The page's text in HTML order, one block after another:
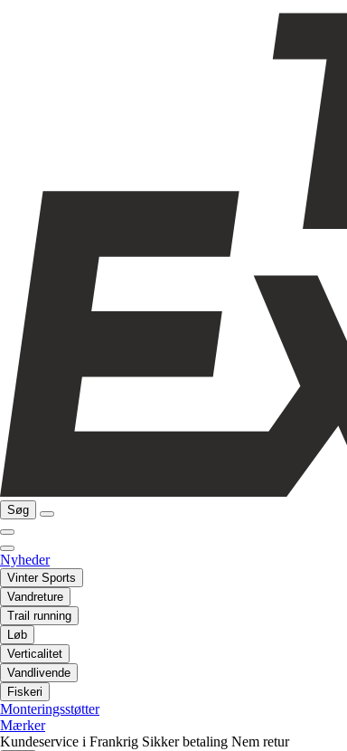
Søg
Nyheder
Vinter Sports
Vandreture
Trail running
Løb
Verticalitet
Vandlivende
Fiskeri
Monteringsstøtter
Mærker
Kundeservice i Frankrig Sikker betaling Nem retur